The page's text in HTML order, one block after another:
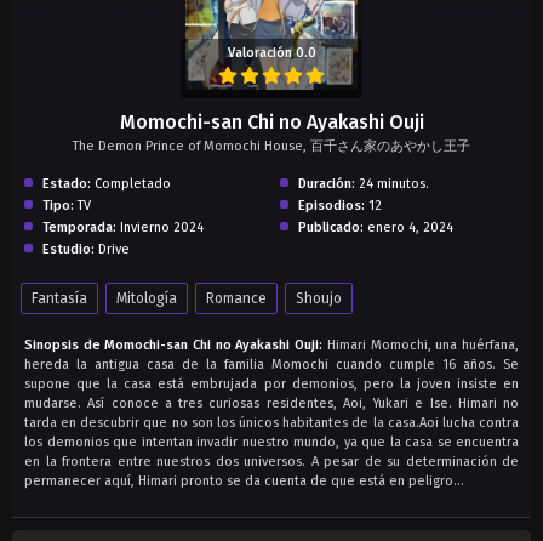
Valoración 0.0
Momochi-san Chi no Ayakashi Ouji
The Demon Prince of Momochi House, 百千さん家のあやかし王子
Estado: Completado
Tipo: TV
Temporada: Invierno 2024
Estudio: Drive
Duración: 24 minutos.
Episodios: 12
Publicado: enero 4, 2024
Fantasía Mitología Romance Shoujo
Sinopsis de Momochi-san Chi no Ayakashi Ouji: Himari Momochi, una huérfana,
hereda la antigua casa de la familia Momochi cuando cumple 16 años. Se
supone que la casa está embrujada por demonios, pero la joven insiste en
mudarse. Así conoce a tres curiosas residentes, Aoi, Yukari e Ise. Himari no
tarda en descubrir que no son los únicos habitantes de la casa.Aoi lucha contra
los demonios que intentan invadir nuestro mundo, ya que la casa se encuentra
en la frontera entre nuestros dos universos. A pesar de su determinación de
permanecer aquí, Himari pronto se da cuenta de que está en peligro…